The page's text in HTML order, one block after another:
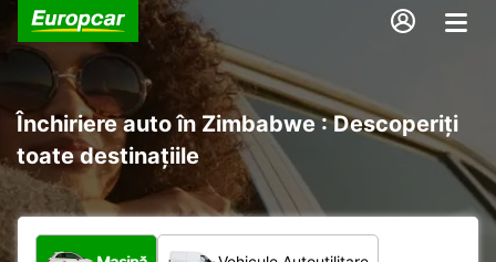
Închiriere auto în Zimbabwe : Descoperiți
toate destinațiile
Ce tip de vehicul?